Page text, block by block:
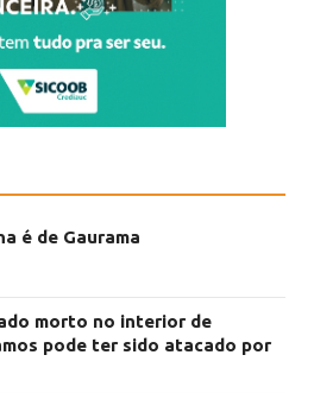
é de Gaurama
morto no interior de
pode ter sido atacado por